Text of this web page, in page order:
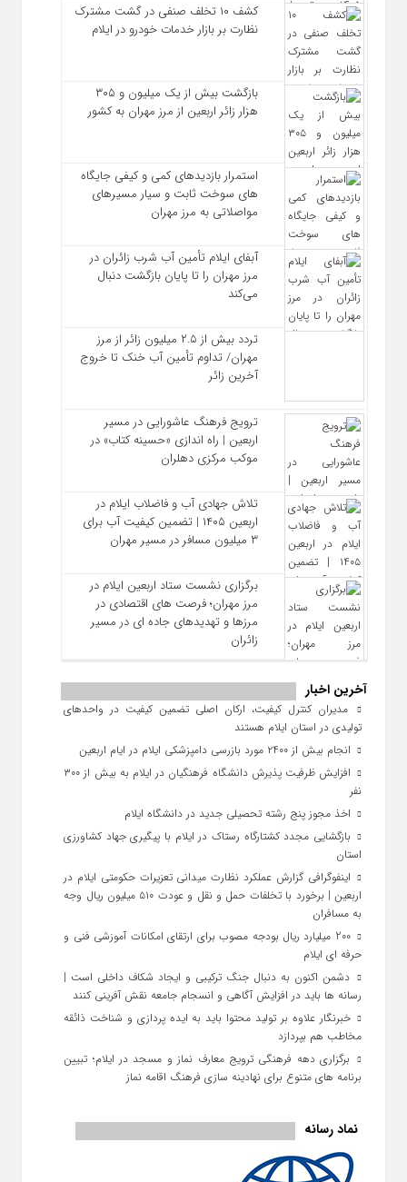
کشف ۱۰ تخلف صنفی در گشت مشترک
نظارت بر بازار خدمات خودرو در ایلام
بازگشت بیش از یک میلیون و ۳۰۵
هزار زائر اربعین از مرز مهران به کشور
استمرار بازدیدهای کمی و کیفی جایگاه‌
های سوخت ثابت و سیار مسیرهای
مواصلاتی به مرز مهران
آبفای ایلام تأمین آب شرب زائران در
مرز مهران را تا پایان بازگشت دنبال
می‌کند
تردد بیش از ۲.۵ میلیون زائر از مرز
مهران/ تداوم تأمین آب خنک تا خروج
آخرین زائر
ترویج فرهنگ عاشورایی در مسیر
اربعین | راه‌ اندازی «حسینه کتاب» در
موکب مرکزی دهلران
تلاش جهادی آب و فاضلاب ایلام در
اربعین ۱۴۰۵ | تضمین کیفیت آب برای
۳ میلیون مسافر در مسیر مهران
برگزاری نشست ستاد اربعین ایلام در
مرز مهران؛ فرصت‌ های اقتصادی در
مرزها و تهدیدهای جاده‌ ای در مسیر
زائران
آخرین اخبار
مدیران کنترل کیفیت، ارکان اصلی تضمین کیفیت در واحدهای
تولیدی در استان ایلام هستند
انجام بیش از ۲۴۰۰ مورد بازرسی دامپزشکی ایلام در ایام اربعین
افزایش ظرفیت پذیرش دانشگاه فرهنگیان در ایلام به بیش از ۳۰۰
نفر
اخذ مجوز پنج رشته تحصیلی جدید در دانشگاه ايلام
بازگشایی مجدد کشتارگاه رستاک در ایلام با پیگیری جهاد کشاورزی
استان
اینفوگرافی گزارش عملکرد نظارت میدانی تعزیرات حکومتی ایلام در
اربعین | برخورد با تخلفات حمل‌ و نقل و عودت ۵۱۰ میلیون ریال وجه
به مسافران
200 میلیارد ریال بودجه مصوب برای ارتقای امکانات آموزشی فنی‌ و
حرفه‌ ای ایلام
دشمن اکنون به دنبال جنگ ترکیبی و ایجاد شکاف داخلی است |
رسانه‌ ها باید در افزایش آگاهی و انسجام جامعه نقش‌ آفرینی کنند
خبرنگار علاوه بر تولید محتوا باید به ایده‌ پردازی و شناخت ذائقه
مخاطب هم بپردازد
برگزاری دهه فرهنگی ترویج معارف نماز و مسجد در ایلام؛ تبیین
برنامه‌ های متنوع برای نهادینه‌ سازی فرهنگ اقامه نماز
نماد رسانه